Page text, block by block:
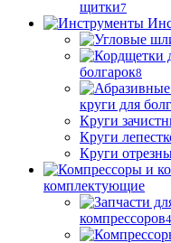
щитки7
болгарок8
круги для
Круги
Круги
Круги
комплектующие
компрессоров